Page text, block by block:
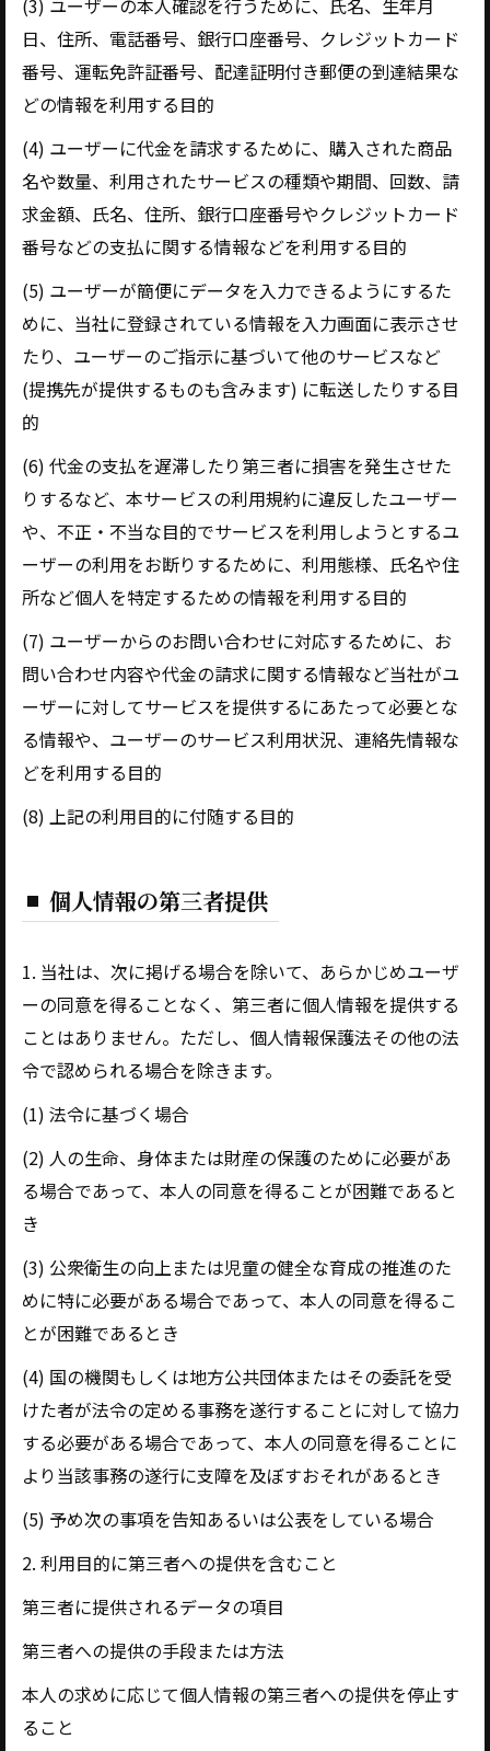
(3) ユーザーの本人確認を行うために、氏名、生年月
日、住所、電話番号、銀行口座番号、クレジットカード
番号、運転免許証番号、配達証明付き郵便の到達結果な
どの情報を利用する目的
(4) ユーザーに代金を請求するために、購入された商品
名や数量、利用されたサービスの種類や期間、回数、請
求金額、氏名、住所、銀行口座番号やクレジットカード
番号などの支払に関する情報などを利用する目的
(5) ユーザーが簡便にデータを入力できるようにするた
めに、当社に登録されている情報を入力画面に表示させ
たり、ユーザーのご指示に基づいて他のサービスなど
(提携先が提供するものも含みます) に転送したりする目
的
(6) 代金の支払を遅滞したり第三者に損害を発生させた
りするなど、本サービスの利用規約に違反したユーザー
や、不正・不当な目的でサービスを利用しようとするユ
ーザーの利用をお断りするために、利用態様、氏名や住
所など個人を特定するための情報を利用する目的
(7) ユーザーからのお問い合わせに対応するために、お
問い合わせ内容や代金の請求に関する情報など当社がユ
ーザーに対してサービスを提供するにあたって必要とな
る情報や、ユーザーのサービス利用状況、連絡先情報な
どを利用する目的
(8) 上記の利用目的に付随する目的
個人情報の第三者提供
1. 当社は、次に掲げる場合を除いて、あらかじめユーザ
ーの同意を得ることなく、第三者に個人情報を提供する
ことはありません。ただし、個人情報保護法その他の法
令で認められる場合を除きます。
(1) 法令に基づく場合
(2) 人の生命、身体または財産の保護のために必要があ
る場合であって、本人の同意を得ることが困難であると
き
(3) 公衆衛生の向上または児童の健全な育成の推進のた
めに特に必要がある場合であって、本人の同意を得るこ
とが困難であるとき
(4) 国の機関もしくは地方公共団体またはその委託を受
けた者が法令の定める事務を遂行することに対して協力
する必要がある場合であって、本人の同意を得ることに
より当該事務の遂行に支障を及ぼすおそれがあるとき
(5) 予め次の事項を告知あるいは公表をしている場合
2. 利用目的に第三者への提供を含むこと
第三者に提供されるデータの項目
第三者への提供の手段または方法
本人の求めに応じて個人情報の第三者への提供を停止す
ること